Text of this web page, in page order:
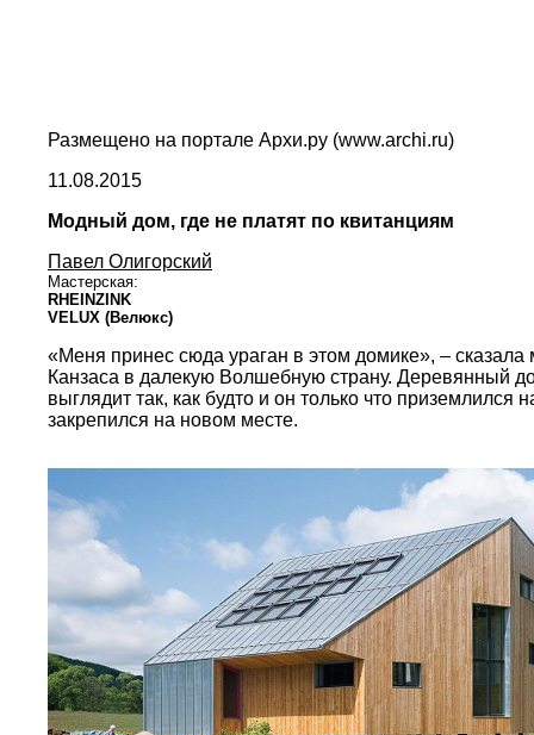
Размещено на портале Архи.ру (www.archi.ru)
11.08.2015
Модный дом, где не платят по квитанциям
Павел Олигорский
Мастерская:
RHEINZINK
VELUX (Велюкс)
«Меня принес сюда ураган в этом домике», –
Канзаса в далекую Волшебную страну. Деревянный
выглядит так, как будто и он только что
закрепился на новом месте.